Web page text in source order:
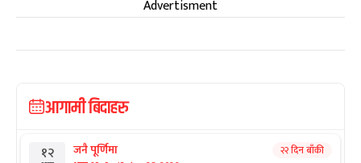
Advertisment
आगामी बिदाहरु
१२ जनै पूर्णिमा २२ दिन बाँकी